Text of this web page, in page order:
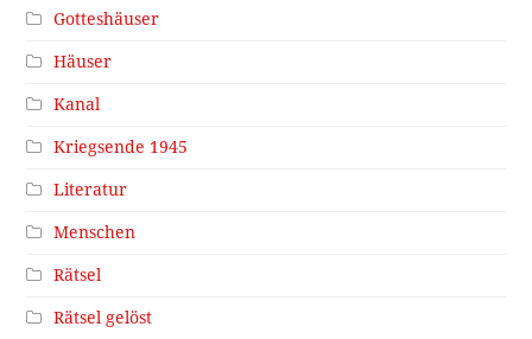
Gotteshäuser
Häuser
Kanal
Kriegsende 1945
Literatur
Menschen
Rätsel
Rätsel gelöst